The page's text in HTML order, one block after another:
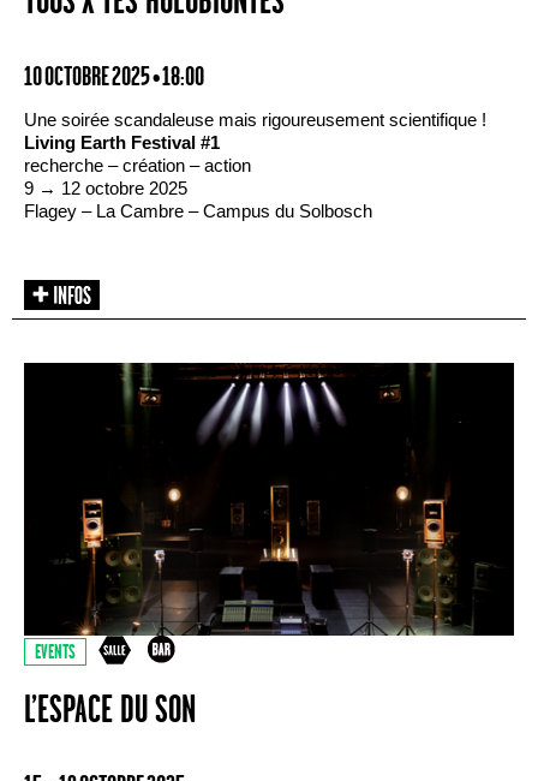
10 OCTOBRE 2025 • 18:00
Une soirée scandaleuse mais rigoureusement scientifique !
Living Earth Festival #1
recherche – création – action
9 → 12 octobre 2025
Flagey – La Cambre – Campus du Solbosch
EVENTS
L’ESPACE DU SON